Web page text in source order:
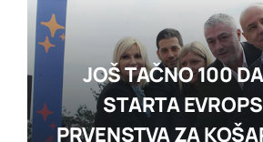
JOŠ TAČNO 100
STARTA
PRVENSTVA ZA